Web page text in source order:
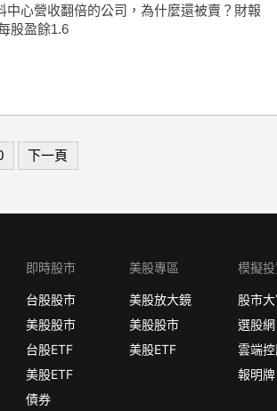
心營收翻倍的公司，為什麼還被賣？財報
股盈餘1.6
下一頁
即時股市
台股股市
美股股市
台股ETF
美股ETF
債券
美股專區
美股放大鏡
美股股市
美股ETF
模擬投
股市
選股網
雲端
報明牌